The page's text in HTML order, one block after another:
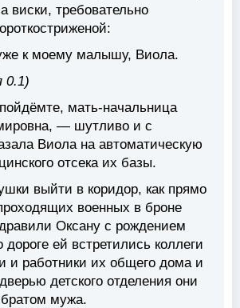
виски, требовательно
к моему малышу, Виола.
0.1)
мать-начальница
— шутливо и с
Виола на автоматическую
отсека их базы.
выйти в коридор, как прямо
военных в броне
Оксану с рождением
ей встретились коллеги
и работники их общего дома и
детского отделения они
мужа.